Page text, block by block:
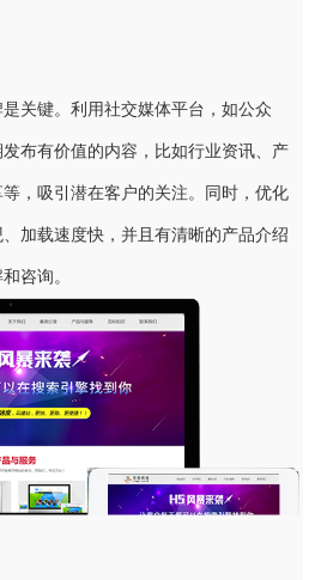
关键。利用社交媒体平台，如公众
布有价值的内容，比如行业资讯、产
，吸引潜在客户的关注。同时，优化
加载速度快，并且有清晰的产品介绍
咨询。